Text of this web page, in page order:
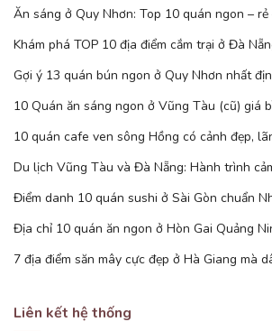
Ăn sáng ở Quy Nhơn: Top 10 quán ngon –
Khám phá TOP 10 địa điểm cắm trại ở Đà
Gợi ý 13 quán bún ngon ở Quy Nhơn nhất
10 Quán ăn sáng ngon ở Vũng Tàu (cũ) giá
10 quán cafe ven sông Hồng có cảnh đẹp,
Du lịch Vũng Tàu và Đà Nẵng: Hành trình
Điểm danh 10 quán sushi ở Sài Gòn chuẩn
Địa chỉ 10 quán ăn ngon ở Hòn Gai Quảng
7 địa điểm săn mây cực đẹp ở Hà Giang mà
Liên kết hệ thống